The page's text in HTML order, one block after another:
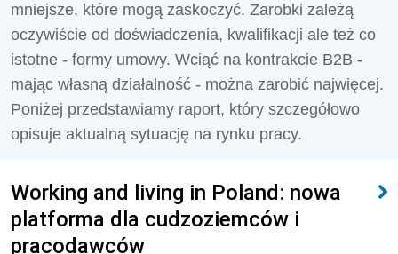
mniejsze, które mogą zaskoczyć. Zarobki zależą
oczywiście od doświadczenia, kwalifikacji ale też co
istotne - formy umowy. Wciąć na kontrakcie B2B -
mając własną działalność - można zarobić najwięcej.
Poniżej przedstawiamy raport, który szczegółowo
opisuje aktualną sytuację na rynku pracy.
Working and living in Poland: nowa
platforma dla cudzoziemców i
pracodawców